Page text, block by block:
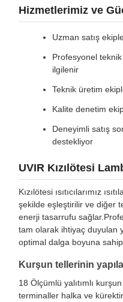
Hizmetlerimiz ve
Uzman satış
Profesyonel
ilgilenir
Teknik üretim
Kalite denetim
Deneyimli satış
destekliyor
UVIR Kızılötesi
Kızılötesi ısıtıcılarımız
şekilde eşleştirilir ve diğer
enerji tasarrufu
tam olarak ihtiyaç duyulan
optimal dalga boyuna sahip.
Kurşun tellerinin
18 Ölçümlü yalıtımlı
terminaller halka ve